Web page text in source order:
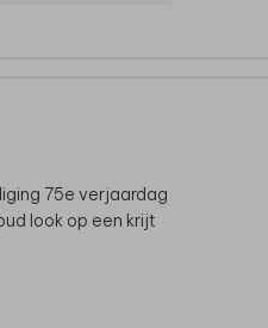
75e verjaardag
look op een krijt